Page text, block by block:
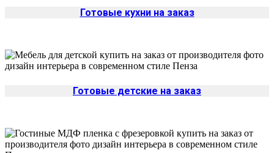
Готовые кухни на заказ
Готовые детские на заказ